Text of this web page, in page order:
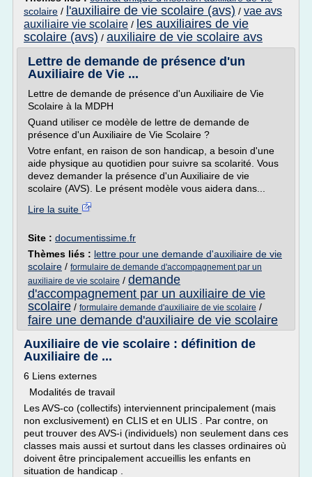
scolaire / l'auxiliaire de vie scolaire (avs) / vae avs
auxiliaire vie scolaire / les auxiliaires de vie
scolaire (avs) / auxiliaire de vie scolaire avs
Lettre de demande de présence d'un
Auxiliaire de Vie ...
Lettre de demande de présence d'un Auxiliaire de Vie
Scolaire à la MDPH
Quand utiliser ce modèle de lettre de demande de
présence d'un Auxiliaire de Vie Scolaire ?
Votre enfant, en raison de son handicap, a besoin d'une
aide physique au quotidien pour suivre sa scolarité. Vous
devez demander la présence d'un Auxiliaire de vie
scolaire (AVS). Le présent modèle vous aidera dans...
Lire la suite
Site : documentissime.fr
Thèmes liés : lettre pour une demande d'auxiliaire de vie
scolaire / formulaire de demande d'accompagnement par un
auxiliaire de vie scolaire / demande
d'accompagnement par un auxiliaire de vie
scolaire / formulaire demande d'auxiliaire de vie scolaire /
faire une demande d'auxiliaire de vie scolaire
Auxiliaire de vie scolaire : définition de
Auxiliaire de ...
6 Liens externes
Modalités de travail
Les AVS-co (collectifs) interviennent principalement (mais
non exclusivement) en CLIS et en ULIS . Par contre, on
peut trouver des AVS-i (individuels) non seulement dans ces
classes mais aussi et surtout dans les classes ordinaires où
doivent être principalement accueillis les enfants en
situation de handicap .